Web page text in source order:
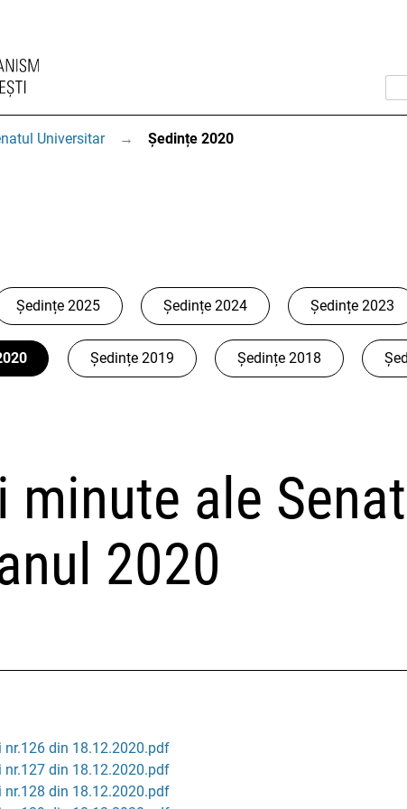
Universitar → Ședințe 2020
Ședințe 2025 Ședințe 2024 Ședințe 2023
Ședințe 2019 Ședințe 2018
minute ale
2020
nr.126 din 18.12.2020.pdf
nr.127 din 18.12.2020.pdf
nr.128 din 18.12.2020.pdf